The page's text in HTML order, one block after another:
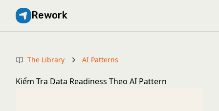
Rework
The Library AI Patterns
Kiểm Tra Data Readiness Theo AI Pattern